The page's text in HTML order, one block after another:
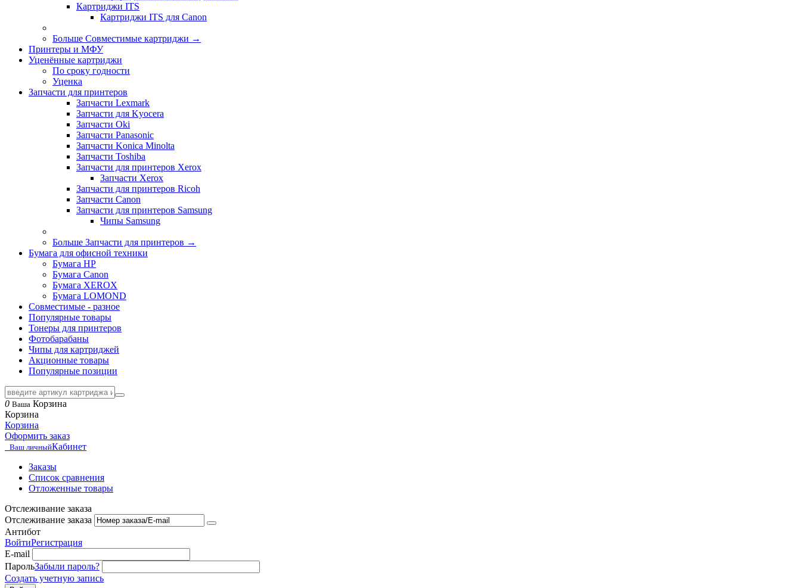
Картриджи ITS
Картриджи ITS для Canon
Больше Совместимые картриджи →
Принтеры и МФУ
Уценённые картриджи
По сроку годности
Уценка
Запчасти для принтеров
Запчасти Lexmark
Запчасти для Kyocera
Запчасти Oki
Запчасти Panasonic
Запчасти Koniсa Minolta
Запчасти Toshiba
Запчасти для принтеров Xerox
Запчасти Xerox
Запчасти для принтеров Ricoh
Запчасти Canon
Запчасти для принтеров Samsung
Чипы Samsung
Больше Запчасти для принтеров →
Бумага для офисной техники
Бумага HP
Бумага Canon
Бумага XEROX
Бумага LOMOND
Совместимые - разное
Популярные товары
Тонеры для принтеров
Фотобарабаны
Чипы для картриджей
Акционные товары
Популярные позиции
0 Ваша Корзина
Корзина
Корзина
Оформить заказ
Ваш личныйКабинет
Заказы
Список сравнения
Отложенные товары
Отслеживание заказа
Отслеживание заказа
Антибот
ВойтиРегистрация
E-mail
ПарольЗабыли пароль?
Создать учетную запись